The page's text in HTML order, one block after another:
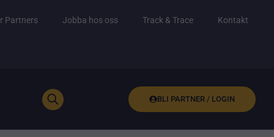
Partners Jobba hos oss Track & Trace Kontakt
BLI PARTNER / LOGIN